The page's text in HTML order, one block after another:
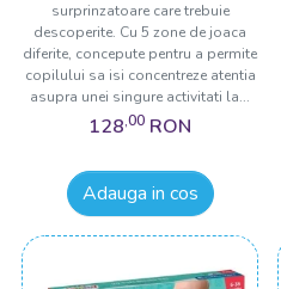
surprinzatoare care trebuie
descoperite. Cu 5 zone de joaca
diferite, concepute pentru a permite
copilului sa isi concentreze atentia
asupra unei singure activitati la...
128,00 RON
Adauga in cos